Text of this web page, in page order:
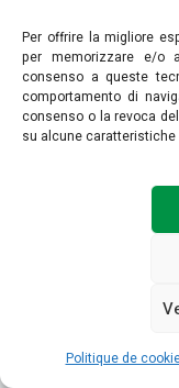
Per offrire la migliore
per memorizzare e/o
consenso a queste
comportamento di
consenso o la revoca
su alcune
Politique de
Vedi il